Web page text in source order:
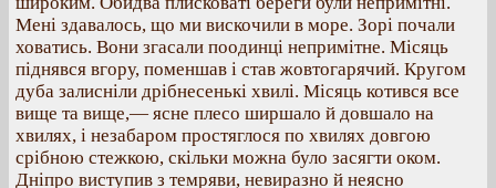
Мені здавалось, що ми вискочили в море. Зорі почали
ховатись. Вони згасали поодинці непримітне. Місяць
піднявся вгору, поменшав і став жовтогарячий. Кругом
дуба залисніли дрібнесенькі хвилі. Місяць котився все
вище та вище,— ясне плесо ширшало й довшало на
хвилях, і незабаром простяглося по хвилях довгою
срібною стежкою, скільки можна було засягти оком.
Дніпро виступив з темряви, невиразно й неясно